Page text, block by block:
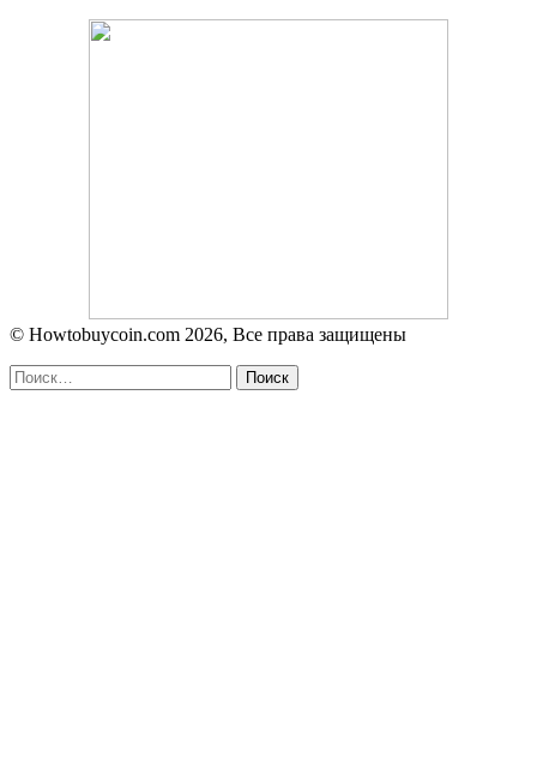
© Howtobuycoin.com 2026, Все права защищены
Facebook
Twitter
WhatsApp
Telegram
Close
Найти: